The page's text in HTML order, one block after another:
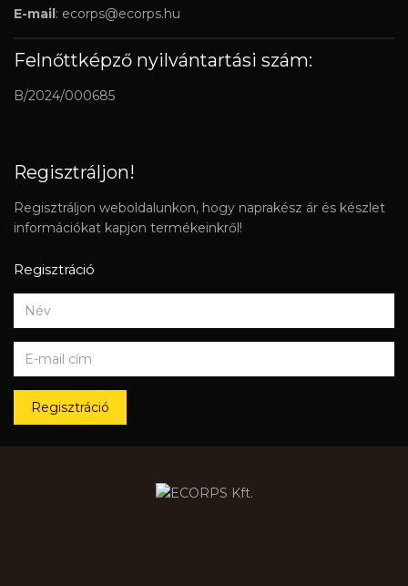
E-mail: ecorps@ecorps.hu
Felnőttképző nyilvántartási szám:
B/2024/000685
Regisztráljon!
Regisztráljon weboldalunkon, hogy naprakész ár és készlet
információkat kapjon termékeinkről!
Regisztráció
Regisztráció